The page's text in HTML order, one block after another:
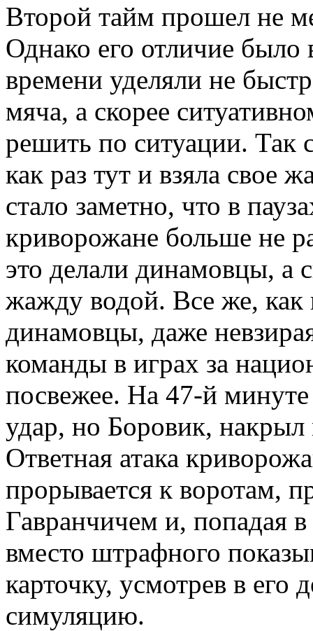
Второй тайм прошел не
Однако его отличие
времени уделяли не
мяча, а скорее
решить по ситуации. Так
как раз тут и взяла свое
стало заметно, что в
криворожане больше не
это делали динамовцы, а
жажду водой. Все же,
динамовцы, даже
команды в играх за
посвежее. На 47-й
удар, но Боровик,
Ответная атака
прорывается к воротам,
Гавранчичем и, попадая
вместо штрафного
карточку, усмотрев в его
симуляцию.